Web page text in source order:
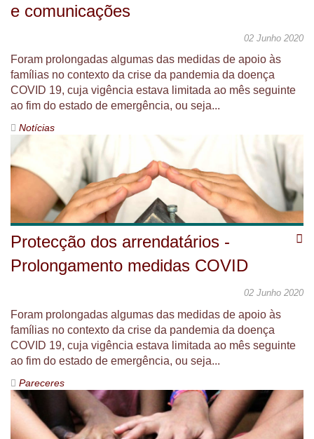
e comunicações
02 Junho 2020
Foram prolongadas algumas das medidas de apoio às
famílias no contexto da crise da pandemia da doença
COVID 19, cuja vigência estava limitada ao mês seguinte
ao fim do estado de emergência, ou seja...
Notícias
Protecção dos arrendatários -
Prolongamento medidas COVID
02 Junho 2020
Foram prolongadas algumas das medidas de apoio às
famílias no contexto da crise da pandemia da doença
COVID 19, cuja vigência estava limitada ao mês seguinte
ao fim do estado de emergência, ou seja...
Pareceres